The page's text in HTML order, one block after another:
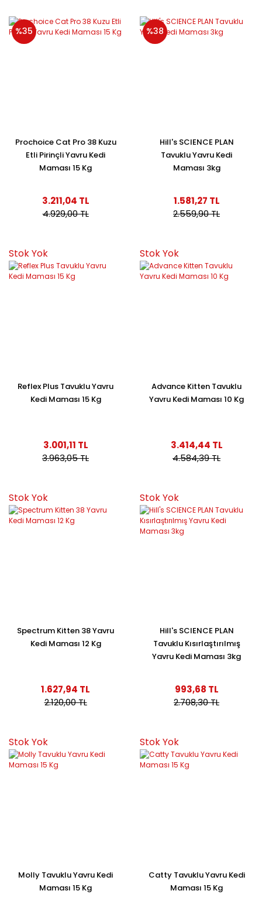
%35
Prochoice Cat Pro 38 Kuzu
Etli Pirinçli Yavru Kedi
Maması 15 Kg
3.211,04 TL
4.929,00 TL
%38
Hill's SCIENCE PLAN
Tavuklu Yavru Kedi
Maması 3kg
1.581,27 TL
2.559,90 TL
Stok Yok
Reflex Plus Tavuklu Yavru
Kedi Maması 15 Kg
3.001,11 TL
3.963,05 TL
Stok Yok
Advance Kitten Tavuklu
Yavru Kedi Maması 10 Kg
3.414,44 TL
4.584,39 TL
Stok Yok
Spectrum Kitten 38 Yavru
Kedi Maması 12 Kg
1.627,94 TL
2.120,00 TL
Stok Yok
Hill's SCIENCE PLAN
Tavuklu Kısırlaştırılmış
Yavru Kedi Maması 3kg
993,68 TL
2.708,30 TL
Stok Yok
Molly Tavuklu Yavru Kedi
Maması 15 Kg
Stok Yok
Catty Tavuklu Yavru Kedi
Maması 15 Kg